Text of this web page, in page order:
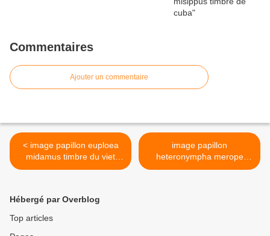
Commentaires
Ajouter un commentaire
< image papillon euploea
midamus timbre du viet
nam
image papillon
heteronympha merope
timbre etat du cambodge >
Hébergé par Overblog
Top articles